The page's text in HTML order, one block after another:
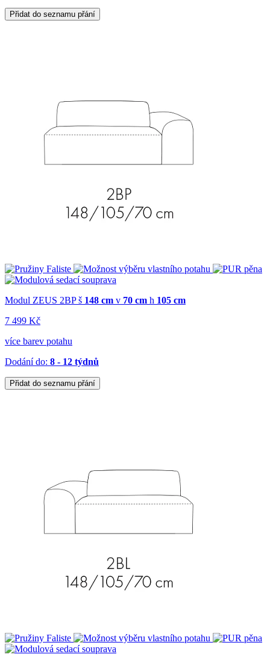
Přidat do seznamu přání
Modul ZEUS 2BP š 148 cm v 70 cm h 105 cm
7 499 Kč
více barev potahu
Dodání do: 8 - 12 týdnů
Přidat do seznamu přání